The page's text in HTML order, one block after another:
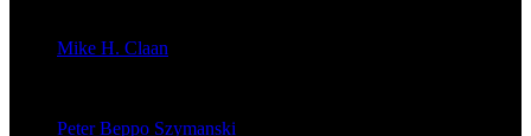
Mike H. Claan
Peter Beppo Szymanski